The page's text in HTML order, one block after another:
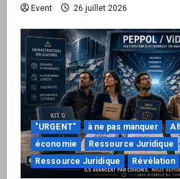
Event 26 juillet 2026
"URGENT" à ne pas manquer
économie
Ressource Juridique
Ressource Juridique
Révélation